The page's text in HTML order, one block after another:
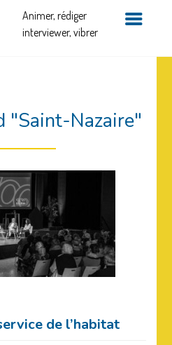
"Saint-Nazaire"
de l’habitat
Animer, rédiger
interviewer, vibrer